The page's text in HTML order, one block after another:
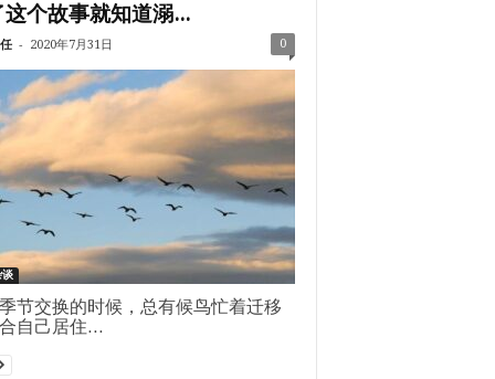
这个故事就知道溺...
- 2020年7月31日 0
谈
节交换的时候，总有候鸟忙着迁移
自己居住...